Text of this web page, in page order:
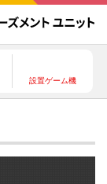
設置ゲーム機